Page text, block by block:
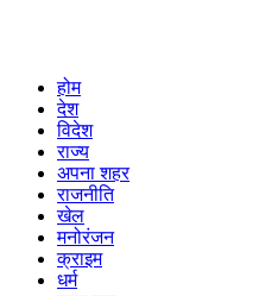
होम
देश
विदेश
राज्य
अपना शहर
राजनीति
खेल
मनोरंजन
क्राइम
धर्म